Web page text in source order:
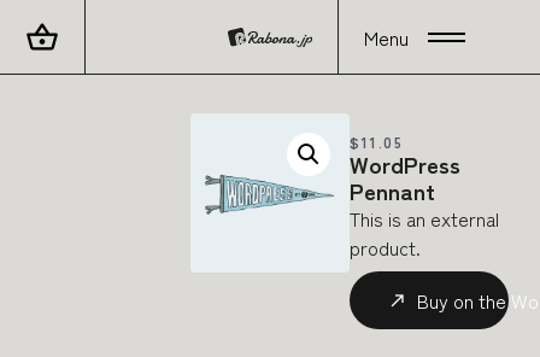
Menu
$11.05
WordPress
Pennant
This is an external
product.
Buy on the